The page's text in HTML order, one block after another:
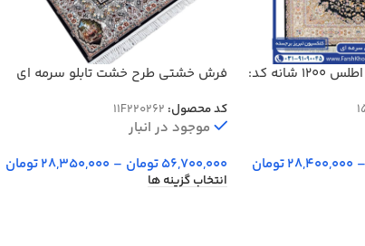
فرش ماشینی طرح اطلس 1200 شانه کد:
–
28,400,000تومان
فرش خشتی طرح خشت تابلو سرمه ای
کد محصول: 11F220262
موجود در انبار
56,700,000تومان –
28,350,000تومان
انتخاب گزینه ها